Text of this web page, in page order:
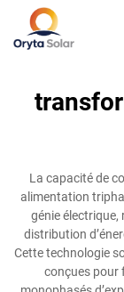
La capacité de
alimentation
génie
distribution
Cette technologie
conçues pour